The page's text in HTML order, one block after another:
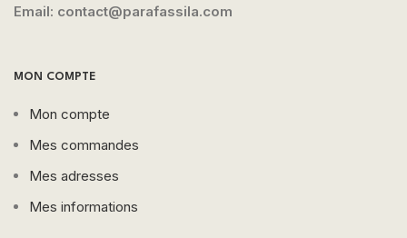
Email: contact@parafassila.com
MON COMPTE
Mon compte
Mes commandes
Mes adresses
Mes informations